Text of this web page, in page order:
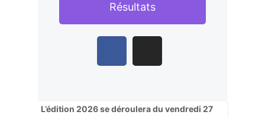
Résultats
L’édition 2026 se déroulera du vendredi 27